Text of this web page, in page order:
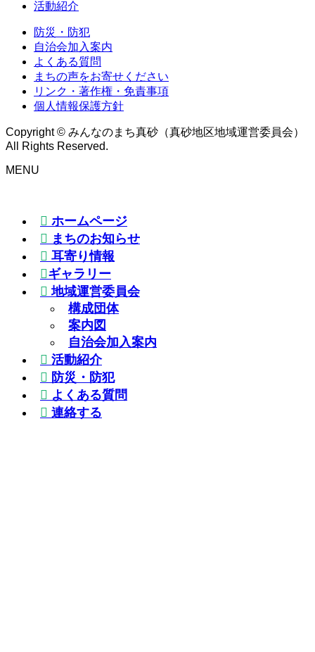
活動紹介
防災・防犯
自治会加入案内
よくある質問
まちの声をお寄せください
リンク・著作権・免責事項
個人情報保護方針
Copyright © みんなのまち真砂（真砂地区地域運営委員会）
All Rights Reserved.
MENU
ホームページ
まちのお知らせ
耳寄り情報
ギャラリー
地域運営委員会
構成団体
案内図
自治会加入案内
活動紹介
防災・防犯
よくある質問
連絡する